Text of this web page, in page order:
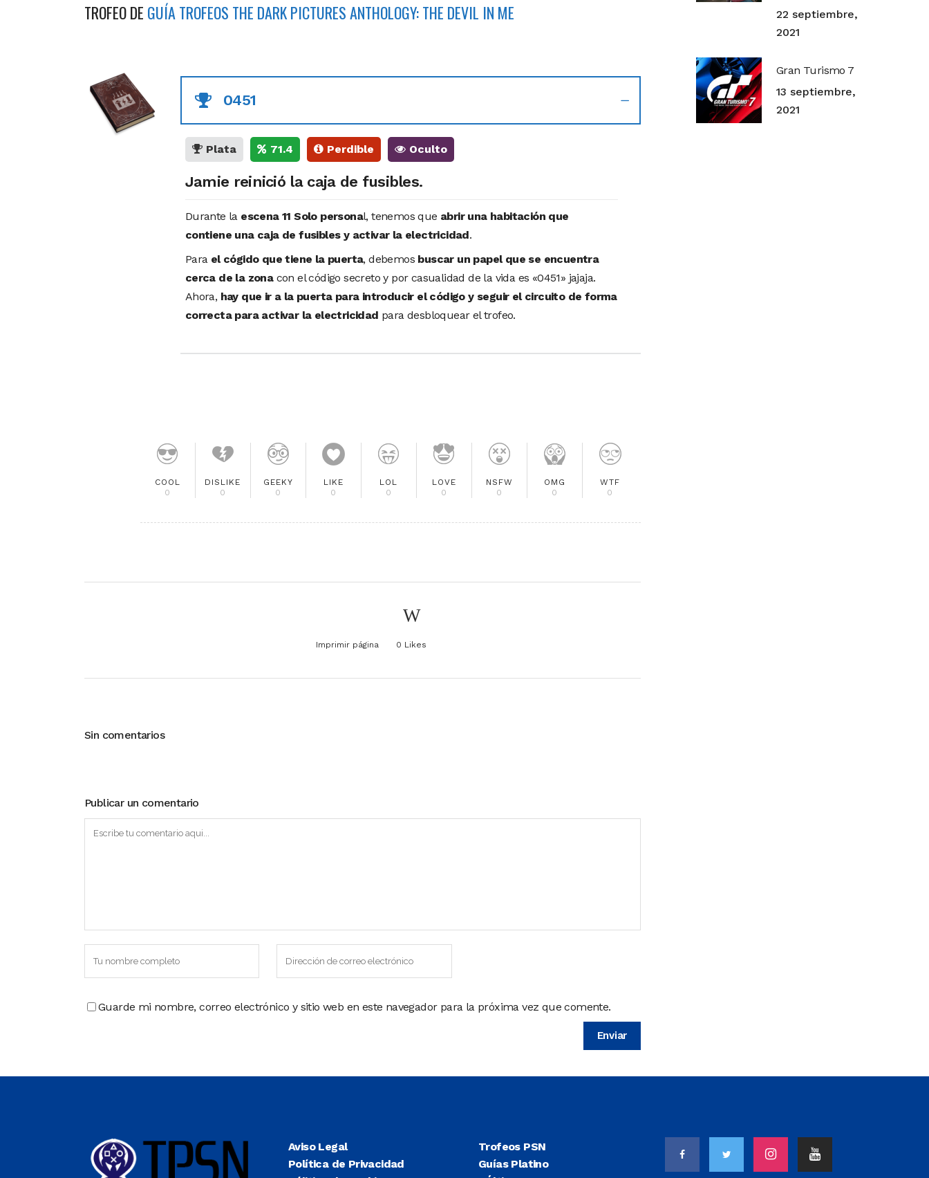
TROFEO DE GUÍA TROFEOS THE DARK PICTURES ANTHOLOGY: THE DEVIL IN ME
0451
Plata 71.4 Perdible Oculto
Jamie reinició la caja de fusibles.
Durante la escena 11 Solo personal, tenemos que abrir una habitación que
contiene una caja de fusibles y activar la electricidad.
Para el cógido que tiene la puerta, debemos buscar un papel que se encuentra
cerca de la zonacon el código secreto y por casualidad de la vida es «0451» jajaja.
Ahora, hay que ir a la puerta para introducir el código y seguir el circuito de forma
correcta para activar la electricidad para desbloquear el trofeo.
COOL
0
DISLIKE
0
GEEKY
0
LIKE
0
LOL
0
LOVE
0
NSFW
0
OMG
0
WTF
0
Imprimir página 0 Likes
Sin comentarios
Publicar un comentario
Guarde mi nombre, correo electrónico y sitio web en este navegador para la próxima vez que comente.
22 septiembre,
2021
Gran Turismo 7
13 septiembre,
2021
Aviso Legal
Política de Privacidad
Trofeos PSN
Guías Platino